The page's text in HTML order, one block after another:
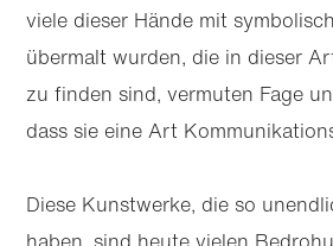
viele dieser Hände mit
übermalt wurden, die in dieser
zu finden sind, vermuten Fage
dass sie eine Art
Diese Kunstwerke, die so